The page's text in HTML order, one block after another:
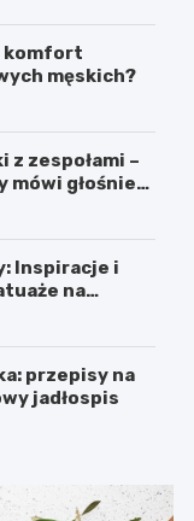
komfort
męskich?
z zespołami –
mówi głośniej
Inspiracje i
na
przepisy na
jadłospis